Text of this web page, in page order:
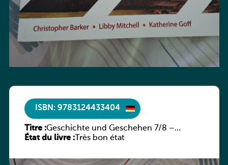
ISBN: 9783124433404
Titre :Geschichte und Geschehen 7/8 –
Rheinland-Pfalz
État du livre :Très bon état